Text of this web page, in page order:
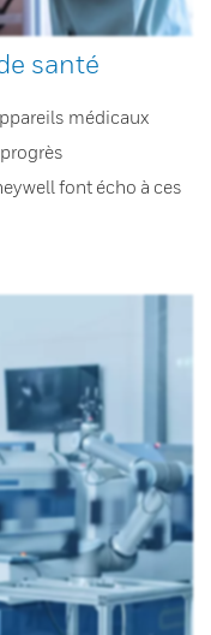
santé
médicaux
font écho à ces